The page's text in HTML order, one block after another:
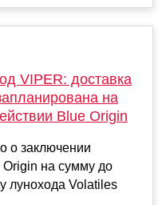
VIPER: доставка
на
Blue Origin
о заключении
Origin на сумму до
лунохода Volatiles